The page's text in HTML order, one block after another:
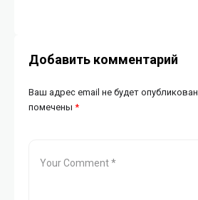
Добавить комментарий
Ваш адрес email не будет опубликован.
помечены *